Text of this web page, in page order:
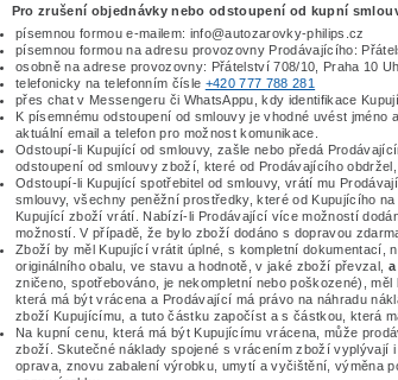
Pro zrušení objednávky nebo odstoupení od kupní
písemnou formou e-mailem: info@autozarovky-philips.cz
písemnou formou na adresu provozovny Prodávajícího:
osobně na adrese provozovny: Přátelství 708/10, Praha 10
telefonicky na telefonním čísle +420 777 788 281
přes chat v Messengeru či WhatsAppu, kdy identifikace
K písemnému odstoupení od smlouvy je vhodné uvést
aktuální email a telefon pro možnost komunikace.
Odstoupí-li Kupující od smlouvy, zašle nebo předá
odstoupení od smlouvy zboží, které od Prodávajícího
Odstoupí-li Kupující spotřebitel od smlouvy, vrátí mu
smlouvy, všechny peněžní prostředky, které od Kupujícího
Kupující zboží vrátí. Nabízí-li Prodávající více možností
možností. V případě, že bylo zboží dodáno s dopravou
Zboží by měl Kupující vrátit úplné, s kompletní dokumentací,
originálního obalu, ve stavu a hodnotě, v jaké zboží převzal,
zničeno, spotřebováno, je nekompletní nebo poškozené),
která má být vrácena a Prodávající má právo na náhradu
zboží Kupujícímu, a tuto částku započíst a s částkou, která
Na kupní cenu, která má být Kupujícímu vrácena, může
zboží. Skutečné náklady spojené s vrácením zboží vyplývají
oprava, znovu zabalení výrobku, umytí a vyčištění, výměna